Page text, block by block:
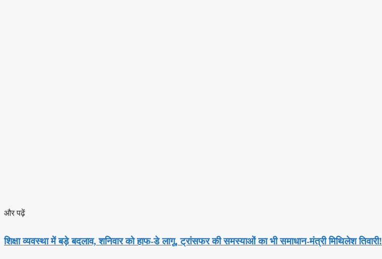
और पढ़ें
शिक्षा व्यवस्था में बड़े बदलाव, शनिवार को हाफ-डे लागू, ट्रांसफर की समस्याओं का भी समाधान-मंत्री मिथिलेश तिवारी!